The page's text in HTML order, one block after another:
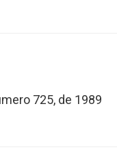
725, de 1989